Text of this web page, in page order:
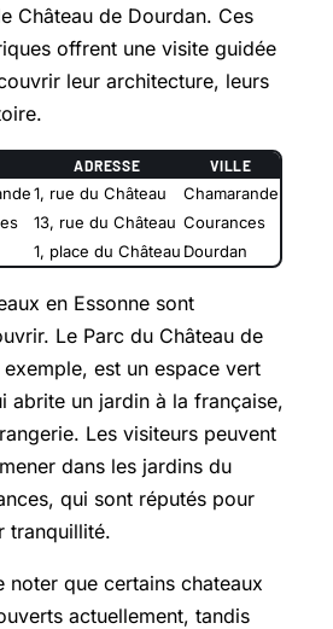
Château de Dourdan. Ces
offrent une visite guidée
leur architecture, leurs
ADRESSE VILLE
1, rue du Château
Chamarande
13, rue du Château Courances
1, place du Château Dourdan
en Essonne sont
Le Parc du Château de
est un espace vert
abrite un jardin à la française,
Les visiteurs peuvent
dans les jardins du
qui sont réputés pour
tranquillité.
noter que certains chateaux
actuellement, tandis